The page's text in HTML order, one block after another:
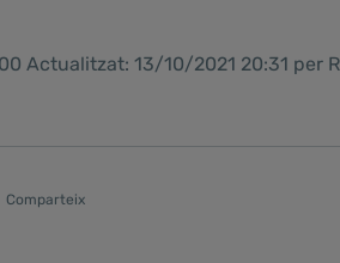
Actualitzat: 13/10/2021 20:31 per
Comparteix